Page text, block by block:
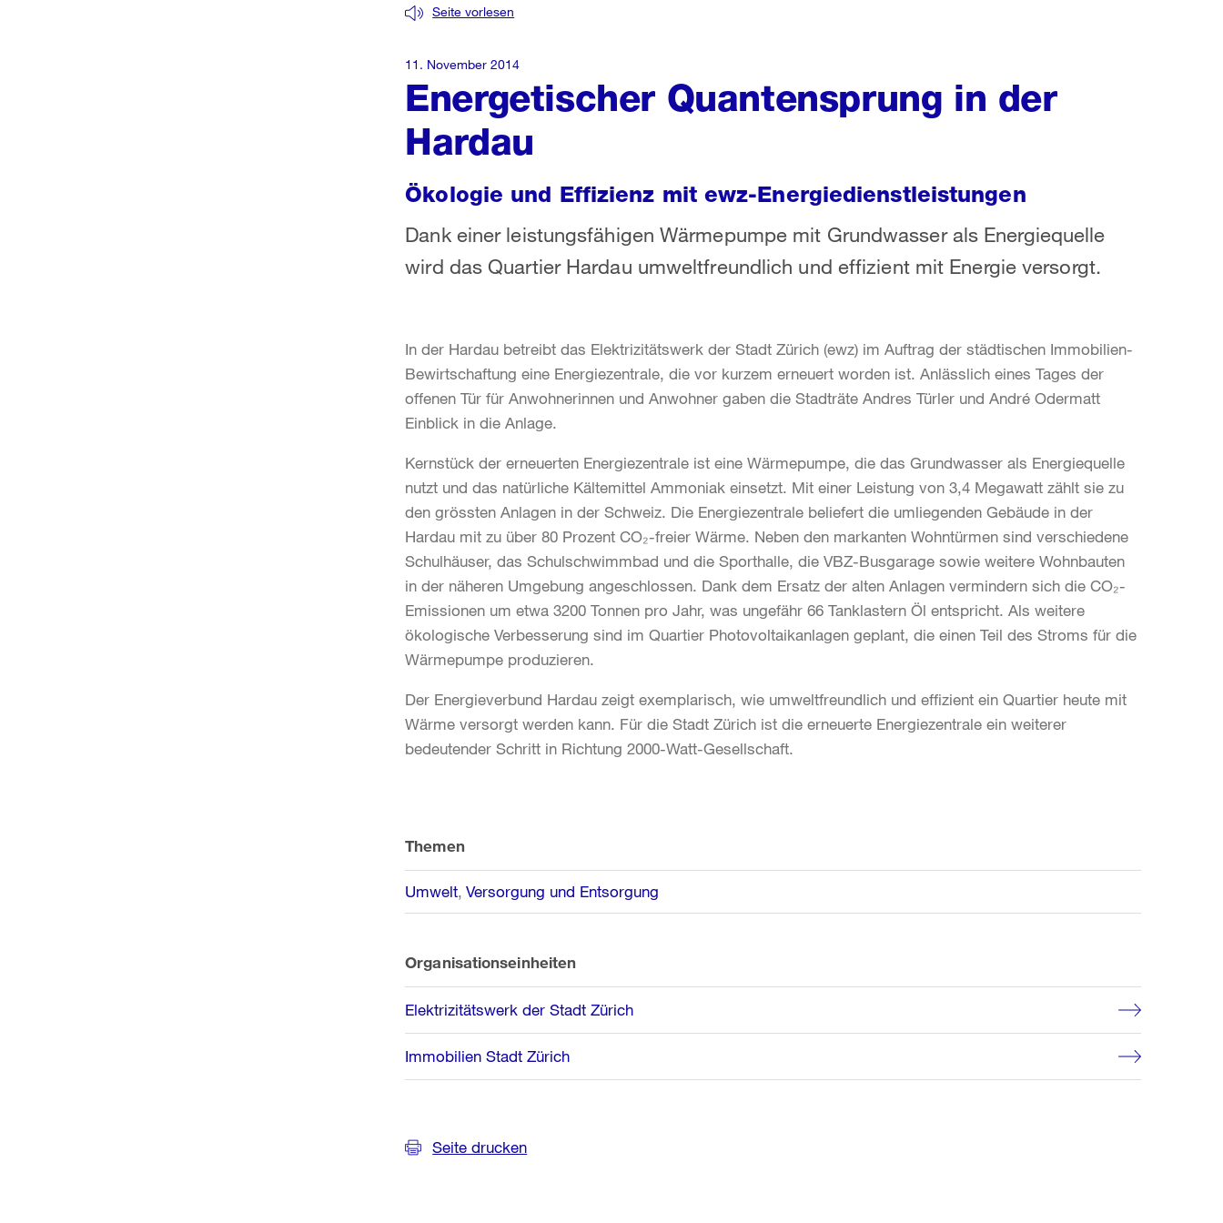
Energetischer Quantensprung in der
Hardau
Seite vorlesen
Ökologie und Effizienz mit ewz-Energiedienstleistungen
Dank einer leistungsfähigen Wärmepumpe mit Grundwasser als Energiequelle
wird das Quartier Hardau umweltfreundlich und effizient mit Energie versorgt.
11. November 2014
In der Hardau betreibt das Elektrizitätswerk der Stadt Zürich (ewz) im Auftrag der städtischen Immobilien-
Bewirtschaftung eine Energiezentrale, die vor kurzem erneuert worden ist. Anlässlich eines Tages der
offenen Tür für Anwohnerinnen und Anwohner gaben die Stadträte Andres Türler und André Odermatt
Einblick in die Anlage.
Kernstück der erneuerten Energiezentrale ist eine Wärmepumpe, die das Grundwasser als Energiequelle
nutzt und das natürliche Kältemittel Ammoniak einsetzt. Mit einer Leistung von 3,4 Megawatt zählt sie zu
den grössten Anlagen in der Schweiz. Die Energiezentrale beliefert die umliegenden Gebäude in der
Hardau mit zu über 80 Prozent CO₂-freier Wärme. Neben den markanten Wohntürmen sind verschiedene
Schulhäuser, das Schulschwimmbad und die Sporthalle, die VBZ-Busgarage sowie weitere Wohnbauten
in der näheren Umgebung angeschlossen. Dank dem Ersatz der alten Anlagen vermindern sich die CO₂-
Emissionen um etwa 3200 Tonnen pro Jahr, was ungefähr 66 Tanklastern Öl entspricht. Als weitere
ökologische Verbesserung sind im Quartier Photovoltaikanlagen geplant, die einen Teil des Stroms für die
Wärmepumpe produzieren.
Der Energieverbund Hardau zeigt exemplarisch, wie umweltfreundlich und effizient ein Quartier heute mit
Wärme versorgt werden kann. Für die Stadt Zürich ist die erneuerte Energiezentrale ein weiterer
bedeutender Schritt in Richtung 2000-Watt-Gesellschaft.
Informationen
Themen
Umwelt Versorgung und Entsorgung
Organisationseinheiten
Elektrizitätswerk der Stadt Zürich
Immobilien Stadt Zürich
Seite drucken